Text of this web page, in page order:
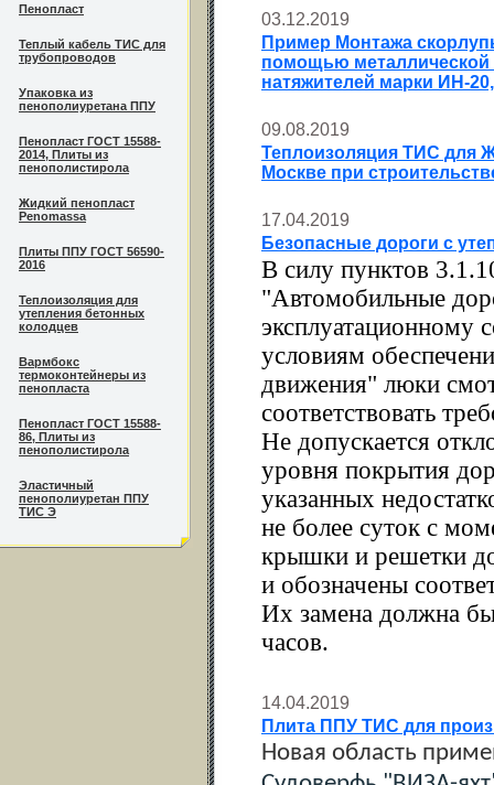
Пенопласт
Теплый кабель ТИС для
трубопроводов
Упаковка из
пенополиуретана ППУ
Пенопласт ГОСТ 15588-
2014, Плиты из
пенополистирола
Жидкий пенопласт
Penomassa
Плиты ППУ ГОСТ 56590-
2016
Теплоизоляция для
утепления бетонных
колодцев
Вармбокс
термоконтейнеры из
пенопласта
Пенопласт ГОСТ 15588-
86, Плиты из
пенополистирола
Эластичный
пенополиуретан ППУ
ТИС Э
03.12.2019
Пример Монтажа
помощью металлической
натяжителей марки ИН-
09.08.2019
Теплоизоляция ТИС для
Москве при
17.04.2019
Безопасные дороги с
В силу пунктов
"Автомобильные
эксплуатационному
условиям
движения" люки
соответствовать
Не допускается
уровня покрытия
указанных
не более суток с
крышки и решетки
и обозначены
Их замена должна
часов.
14.04.2019
Плита ППУ ТИС для
Новая область